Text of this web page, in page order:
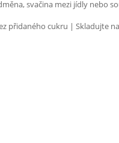
svačina mezi jídly nebo
přidaného cukru | Skladujte